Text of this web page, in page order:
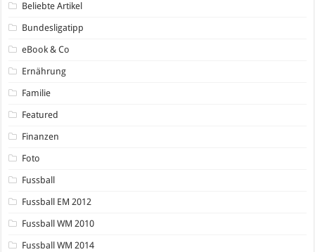
Beliebte Artikel
Bundesligatipp
eBook & Co
Ernährung
Familie
Featured
Finanzen
Foto
Fussball
Fussball EM 2012
Fussball WM 2010
Fussball WM 2014